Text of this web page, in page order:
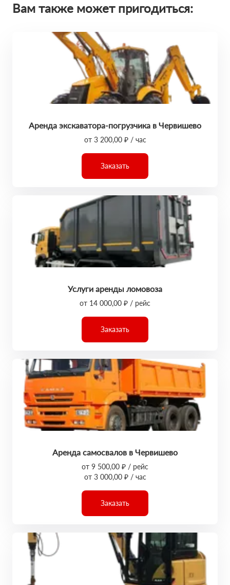
Вам также может пригодиться:
Аренда экскаватора-погрузчика в Червишево
от 3 200,00 ₽ / час
Заказать
Услуги аренды ломовоза
от 14 000,00 ₽ / рейс
Заказать
Аренда самосвалов в Червишево
от 9 500,00 ₽ / рейс
от 3 000,00 ₽ / час
Заказать